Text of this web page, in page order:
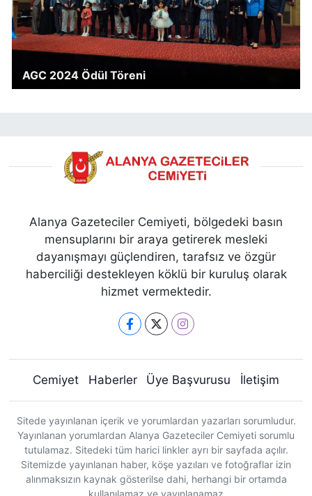
AGC 2024 Ödül Töreni
Alanya Gazeteciler Cemiyeti, bölgedeki basın
mensuplarını bir araya getirerek mesleki
dayanışmayı güçlendiren, tarafsız ve özgür
haberciliği destekleyen köklü bir kuruluş olarak
hizmet vermektedir.
Cemiyet Haberler Üye Başvurusu İletişim
Sitede yayınlanan içerik ve yorumlardan yazarları sorumludur.
Yayınlanan yorumlardan Alanya Gazeteciler Cemiyeti sorumlu
tutulamaz. Sitedeki tüm harici linkler ayrı bir sayfada açılır.
Sitemizde yayınlanan haber, köşe yazıları ve fotoğraflar izin
alınmaksızın kaynak gösterilse dahi, herhangi bir ortamda
kullanılamaz ve yayınlanamaz